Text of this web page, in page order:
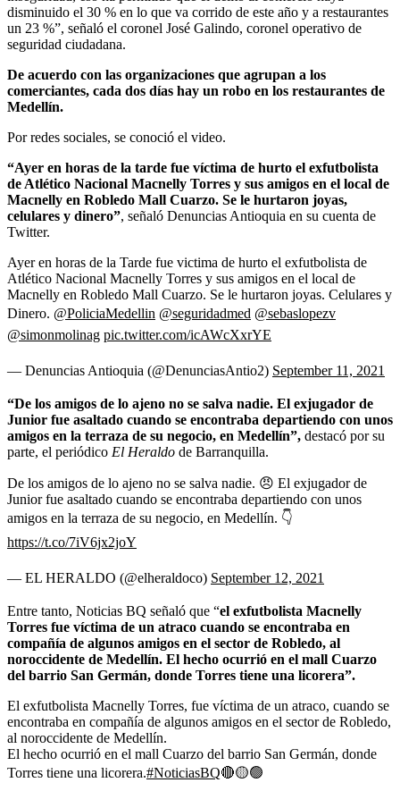
disminuido el 30 % en lo que va corrido de este año y a restaurantes
un 23 %”, señaló el coronel José Galindo, coronel operativo de
seguridad ciudadana.
De acuerdo con las organizaciones que agrupan a los
comerciantes, cada dos días hay un robo en los restaurantes de
Medellín.
Por redes sociales, se conoció el video.
“Ayer en horas de la tarde fue víctima de hurto el exfutbolista
de Atlético Nacional Macnelly Torres y sus amigos en el local de
Macnelly en Robledo Mall Cuarzo. Se le hurtaron joyas,
celulares y dinero”, señaló Denuncias Antioquia en su cuenta de
Twitter.
Ayer en horas de la Tarde fue victima de hurto el exfutbolista de
Atlético Nacional Macnelly Torres y sus amigos en el local de
Macnelly en Robledo Mall Cuarzo. Se le hurtaron joyas. Celulares y
Dinero. @PoliciaMedellin @seguridadmed @sebaslopezv
@simonmolinag pic.twitter.com/icAWcXxrYE
— Denuncias Antioquia (@DenunciasAntio2) September 11, 2021
“De los amigos de lo ajeno no se salva nadie. El exjugador de
Junior fue asaltado cuando se encontraba departiendo con unos
amigos en la terraza de su negocio, en Medellín”, destacó por su
parte, el periódico El Heraldo de Barranquilla.
De los amigos de lo ajeno no se salva nadie. 😠 El exjugador de
Junior fue asaltado cuando se encontraba departiendo con unos
amigos en la terraza de su negocio, en Medellín. 👇
https://t.co/7iV6jx2joY
— EL HERALDO (@elheraldoco) September 12, 2021
Entre tanto, Noticias BQ señaló que “el exfutbolista Macnelly
Torres fue víctima de un atraco cuando se encontraba en
compañía de algunos amigos en el sector de Robledo, al
noroccidente de Medellín. El hecho ocurrió en el mall Cuarzo
del barrio San Germán, donde Torres tiene una licorera”.
El exfutbolista Macnelly Torres, fue víctima de un atraco, cuando se
encontraba en compañía de algunos amigos en el sector de Robledo,
al noroccidente de Medellín.
El hecho ocurrió en el mall Cuarzo del barrio San Germán, donde
Torres tiene una licorera.#NoticiasBQ🔴🟡🟢